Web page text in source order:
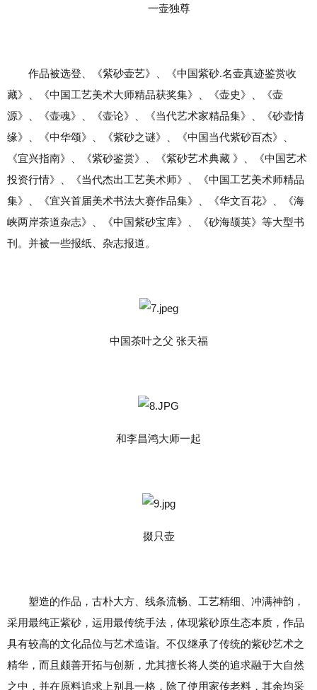
一壶独尊
作品被选登、《紫砂壶艺》、《中国紫砂.名壶真迹鉴赏收
藏》、《中国工艺美术大师精品获奖集》、《壶史》、《壶
源》、《壶魂》、《壶论》、《当代艺术家精品集》、《砂壶情
缘》、《中华颂》、《紫砂之谜》、《中国当代紫砂百杰》、
《宜兴指南》、《紫砂鉴赏》、《紫砂艺术典藏 》、《中国艺术
投资行情》、《当代杰出工艺美术师》、《中国工艺美术师精品
集》、《宜兴首届美术书法大赛作品集》、《华文百花》、《海
峡两岸茶道杂志》、《中国紫砂宝库》、《砂海颉英》等大型书
刊。并被一些报纸、杂志报道。
中国茶叶之父 张天福
和李昌鸿大师一起
掇只壶
塑造的作品，古朴大方、线条流畅、工艺精细、冲满神韵，
采用最纯正紫砂，运用最传统手法，体现紫砂原生态本质，作品
具有较高的文化品位与艺术造诣。不仅继承了传统的紫砂艺术之
精华，而且颇善开拓与创新，尤其擅长将人类的追求融于大自然
之中，并在原料追求上别具一格，除了使用家传老料，其余均采